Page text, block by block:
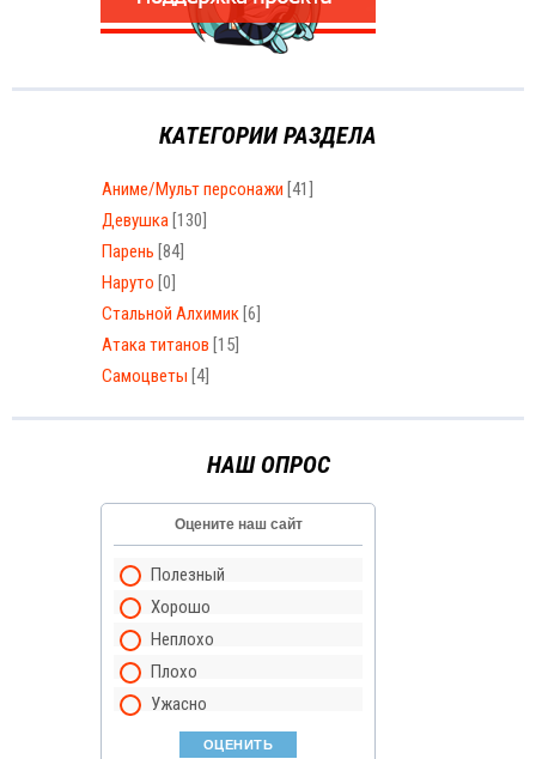
КАТЕГОРИИ РАЗДЕЛА
Аниме/Мульт персонажи [41]
Девушка [130]
Парень [84]
Наруто [0]
Стальной Алхимик [6]
Атака титанов [15]
Самоцветы [4]
НАШ ОПРОС
Оцените наш сайт
Полезный
Хорошо
Неплохо
Плохо
Ужасно